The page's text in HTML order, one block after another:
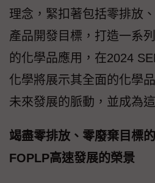
理念，緊扣著包括零排放
產品開發目標，打造一系
的化學品應用，在2024
化學將展示其全面的化學
未來發展的脈動，並成為
竭盡零排放、零廢棄目標
FOPLP高速發展的榮景